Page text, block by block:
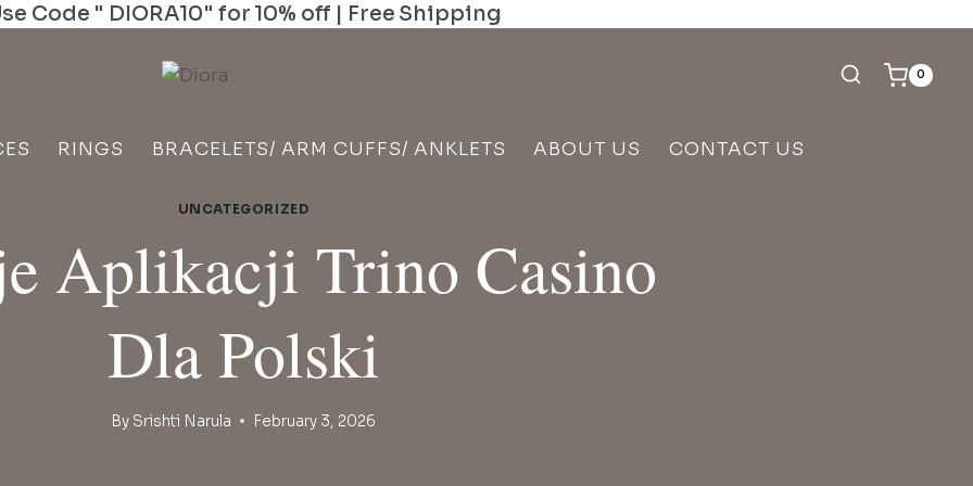
Code " DIORA10" for 10% off | Free Shipping
0
RINGS BRACELETS/ ARM CUFFS/ ANKLETS ABOUT US CONTACT US
UNCATEGORIZED
Aplikacji Trino Casino
Dla Polski
By Srishti Narula February 3, 2026